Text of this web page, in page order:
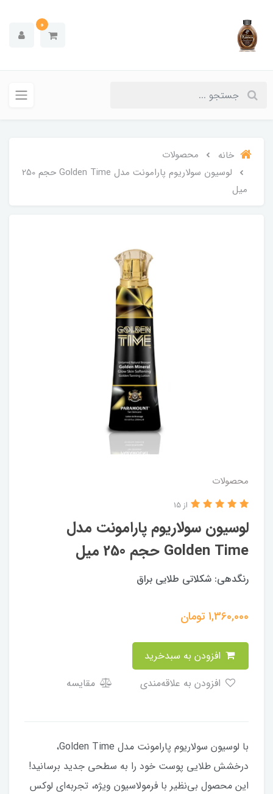
0
خانه
محصولات
لوسیون سولاریوم پارامونت مدل Golden Time حجم 250
میل
محصولات
لوسیون سولاریوم پارامونت مدل
Golden Time حجم 250 میل
از 15
رنگدهی: شكلاتى طلایی براق
1,360,000تومان
مقایسه
با لوسیون سولاریوم پارامونت مدل Golden Time،
درخشش طلایی پوست خود را به سطحی جدید برسانید!
این محصول بی‌نظیر با فرمولاسیون ویژه، تجربه‌ای لوکس